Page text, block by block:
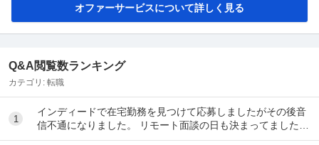
オファーサービスについて詳しく見る
Q&A閲覧数ランキング
カテゴリ: 転職
1
インディードで在宅勤務を見つけて応募しましたがその後音
信不通になりました。 リモート面談の日も決まってました。
リクルーティングソリューションという会...